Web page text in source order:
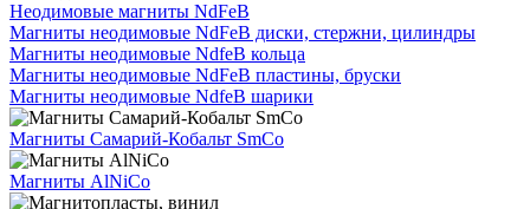
Неодимовые магниты NdFeB
Магниты неодимовые NdFeB диски, стержни, цилиндры
Магниты неодимовые NdfeB кольца
Магниты неодимовые NdFeB пластины, бруски
Магниты неодимовые NdfeB шарики
Магниты Самарий-Кобальт SmCo
Магниты AlNiCo